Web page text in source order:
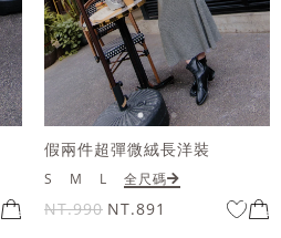
假兩件超彈微絨長洋裝
S M L 全尺碼
NT.990 NT.891